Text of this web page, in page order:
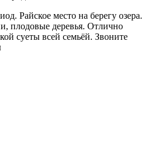
Райское место на берегу озера.
плодовые деревья. Отлично
суеты всей семьёй. Звоните